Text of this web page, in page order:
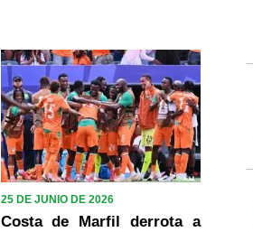
25 DE JUNIO DE 2026
Costa de Marfil derrota a